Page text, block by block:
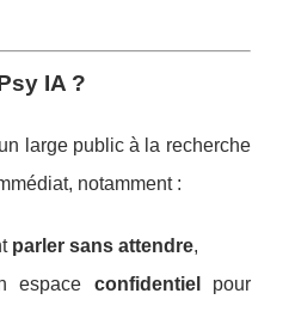
IA ?
large public à la recherche
notamment :
parler sans attendre,
espace confidentiel
pour